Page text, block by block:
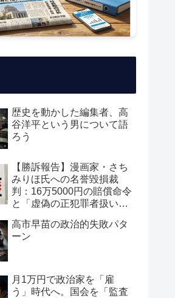
歴史を動かした編集者、高
谷洋平という男について語
ろう
【勝訴報告】漫画家・さち
みりほ氏への名誉毀損裁
判：16万5000円の賠償命令
と「虚偽の正犯罪者扱い」
高市早苗の政治的失敗パタ
ーン
月1万円で政治家を「雇
う」時代へ。国会を「監査